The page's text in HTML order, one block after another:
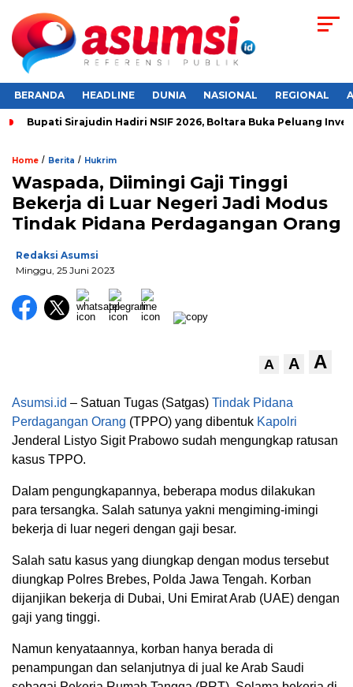
BERANDA HEADLINE DUNIA NASIONAL REGIONAL
Bupati Sirajudin Hadiri NSIF 2026, Boltara Buka Peluang
Home / Berita / Hukrim
Waspada, Diimingi Gaji Tinggi
Bekerja di Luar Negeri Jadi Modus
Tindak Pidana Perdagangan Orang
Redaksi Asumsi
Minggu, 25 Juni 2023
A A A
Asumsi.id – Satuan Tugas (Satgas) Tindak Pidana
Perdagangan Orang (TPPO) yang dibentuk Kapolri
Jenderal Listyo Sigit Prabowo sudah mengungkap ratusan
kasus TPPO.
Dalam pengungkapannya, beberapa modus dilakukan
para tersangka. Salah satunya yakni mengiming-imingi
bekerja di luar negeri dengan gaji besar.
Salah satu kasus yang diungkap dengan modus tersebut
diungkap Polres Brebes, Polda Jawa Tengah. Korban
dijanjikan bekerja di Dubai, Uni Emirat Arab (UAE) dengan
gaji yang tinggi.
Namun kenyataannya, korban hanya berada di
penampungan dan selanjutnya di jual ke Arab Saudi